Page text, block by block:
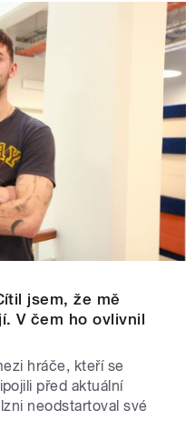
jsem, že mě
V čem ho ovlivnil
hráče, kteří se
před aktuální
neodstartoval své